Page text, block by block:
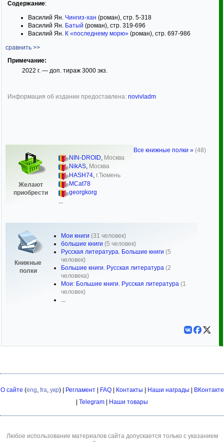
Содержание:
Василий Ян. Чингиз-хан (роман), стр. 5-318
Василий Ян. Батый (роман), стр. 319-696
Василий Ян. К «последнему морю» (роман), стр. 697-986
сравнить >>
Примечание:
2022 г. — доп. тираж 3000 экз.
Информация об издании предоставлена: novivladm
Желают
приобрести
NIN-DROID, Москва
NikAS, Москва
HASH74 г.Тюмень
MCat78
georgkorg
Книжные
полки
Мои книги (31 человек)
большие книги (5 человек)
Русская литература. Большие книги (5
человек)
Большие книги. Русская литература (2
человека)
Мои: Большие книги. Русская литература (1
человек)
...
Все книжные полки » (48)
О сайте (eng, fra, укр) | Регламент| FAQ| Контакты Наши награды
ВКонтакте
Telegram Наши товары
Любое использование материалов сайта допускается только с указанием